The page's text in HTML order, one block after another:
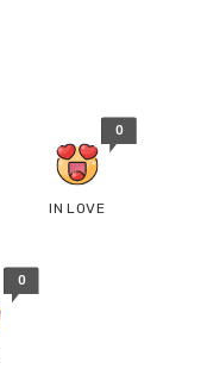
0
IN LOVE
0